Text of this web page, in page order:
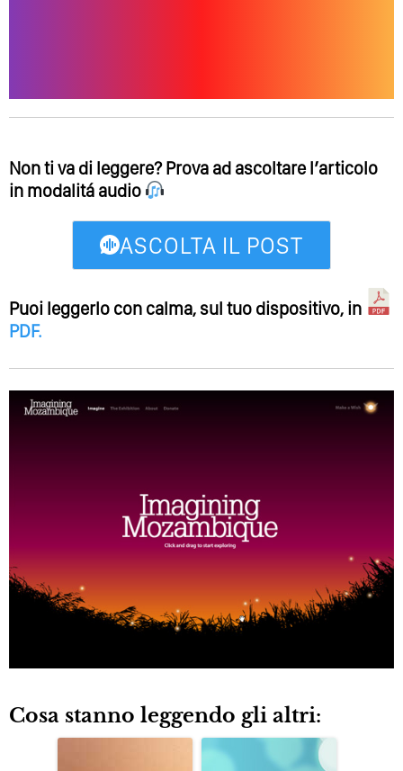
Non ti va di leggere? Prova ad ascoltare l’articolo
in modalitá audio
ASCOLTA IL POST
Puoi leggerlo con calma, sul tuo dispositivo, in
PDF.
Cosa stanno leggendo gli altri: